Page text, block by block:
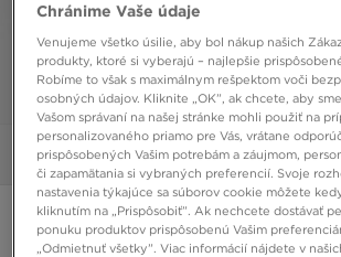
Obrázky
NIKE W LD-1000
Chránime Vaše údaje
Venujeme všetko úsilie, aby bol nákup našich
produkty, ktoré si vyberajú – najlepšie
Robíme to však s maximálnym rešpektom voči
osobných údajov. Kliknite „OK”, ak chcete, aby
Vašom správaní na našej stránke mohli použiť na
personalizovaného priamo pre Vás, vrátane
prispôsobených Vašim potrebám a záujmom,
či zapamätania si vybraných preferencií. Svoje
nastavenia týkajúce sa súborov cookie môžete
kliknutím na „Prispôsobiť”. Ak nechcete dostávať
ponuku produktov prispôsobenú Vašim
„Odmietnuť všetky”. Viac informácií nájdete v